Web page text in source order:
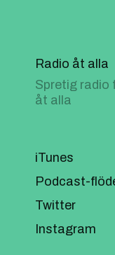
Radio åt alla
Spretig radio
åt alla
iTunes
Podcast-
Twitter
Instagram